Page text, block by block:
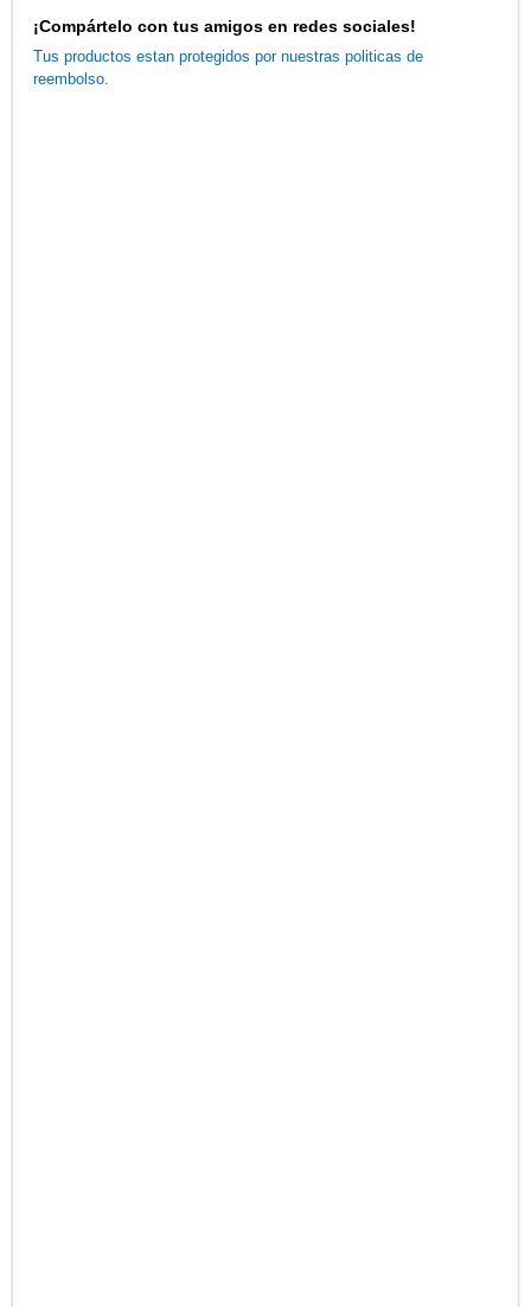
¡Compártelo con tus amigos en redes sociales!
Tus productos estan protegidos por nuestras politicas de
reembolso.